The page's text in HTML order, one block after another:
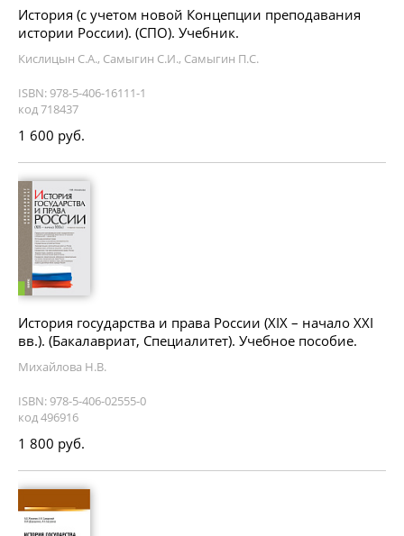
История (с учетом новой Концепции преподавания
истории России). (СПО). Учебник.
Кислицын С.А., Самыгин С.И., Самыгин П.С.
ISBN: 978-5-406-16111-1
код 718437
1 600 руб.
История государства и права России (XIX – начало XXI
вв.). (Бакалавриат, Специалитет). Учебное пособие.
Михайлова Н.В.
ISBN: 978-5-406-02555-0
код 496916
1 800 руб.